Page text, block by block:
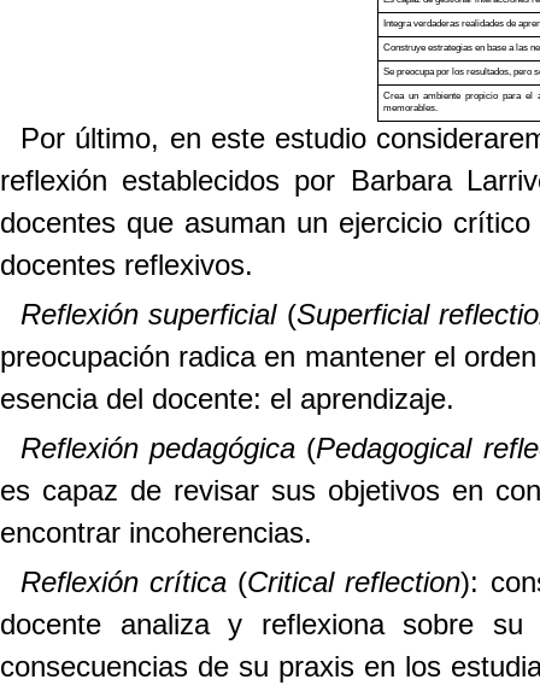
Integra verdaderas realidades de
Construye estrategias en base a las
Se preocupa por los resultados, pero
Crea un ambiente propicio para el
memorables.
Por último, en este estudio
reflexión establecidos por Barbara
docentes que asuman un ejercicio
docentes reflexivos.
Reflexión superficial (Superficial
preocupación radica en mantener el
esencia del docente: el aprendizaje.
Reflexión pedagógica (Pedagogical
es capaz de revisar sus objetivos en
encontrar incoherencias.
Reflexión crítica (Critical reflection):
docente analiza y reflexiona sobre
consecuencias de su praxis en los